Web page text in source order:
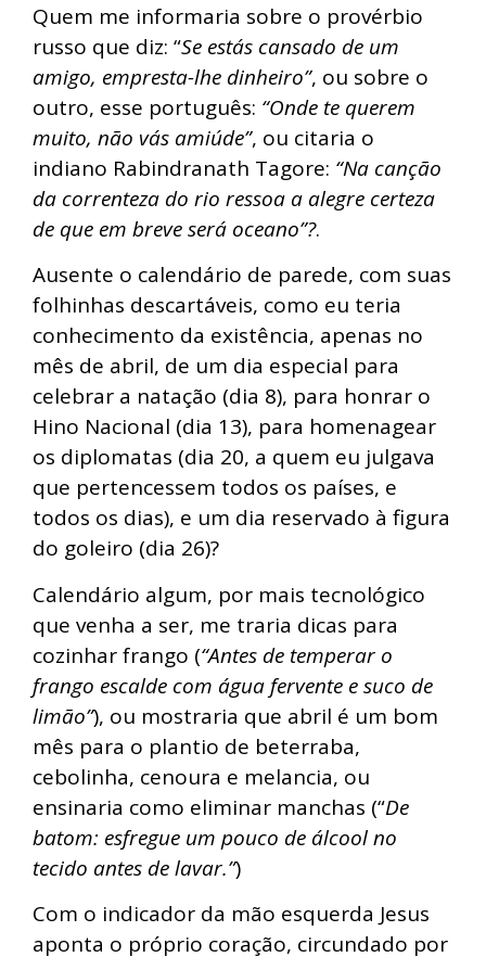
Quem me informaria sobre o provérbio
russo que diz: “Se estás cansado de um
amigo, empresta-lhe dinheiro”, ou sobre o
outro, esse português: “Onde te querem
muito, não vás amiúde”, ou citaria o
indiano Rabindranath Tagore: “Na canção
da correnteza do rio ressoa a alegre certeza
de que em breve será oceano”?.
Ausente o calendário de parede, com suas
folhinhas descartáveis, como eu teria
conhecimento da existência, apenas no
mês de abril, de um dia especial para
celebrar a natação (dia 8), para honrar o
Hino Nacional (dia 13), para homenagear
os diplomatas (dia 20, a quem eu julgava
que pertencessem todos os países, e
todos os dias), e um dia reservado à figura
do goleiro (dia 26)?
Calendário algum, por mais tecnológico
que venha a ser, me traria dicas para
cozinhar frango (“Antes de temperar o
frango escalde com água fervente e suco de
limão”), ou mostraria que abril é um bom
mês para o plantio de beterraba,
cebolinha, cenoura e melancia, ou
ensinaria como eliminar manchas (“De
batom: esfregue um pouco de álcool no
tecido antes de lavar.”)
Com o indicador da mão esquerda Jesus
aponta o próprio coração, circundado por